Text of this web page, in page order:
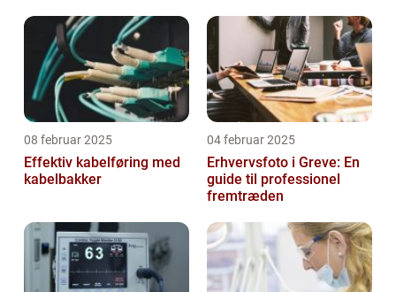
08 februar 2025
Effektiv kabelføring med
kabelbakker
04 februar 2025
Erhvervsfoto i Greve: En
guide til professionel
fremtræden